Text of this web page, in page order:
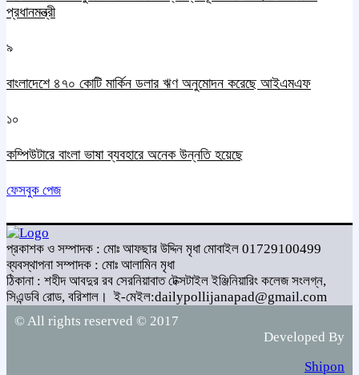
প্রধানমন্ত্রী
৯
বাংলাদেশে ৪৭০ কোটি মার্কিন ডলার ঋণ অনুমোদন করেছে আইএমএফ
১০
কম্পিউটারে বাংলা ভাষা ব্যবহারে অনেক উন্নতি হয়েছে
ফেসবুক পেজ
প্রকাশক ও সম্পাদক : মোঃ আফছার উদ্দিন মৃধা মোবাইল 01729100499
ব্যবস্থাপনা সম্পাদক : মোঃ আলামিন মৃধা
ঠিকানা : শহীদ আবদুর রব সেরনিয়াবাত টেক্সটাইল ইঞ্জিনিয়ারিং কলেজ সংলগ্ন,
সিএন্ডবি রোড, বরিশাল।ই-মেইল:dailypollijanapad@gmail.com
© All rights reserved © 2017
Developed By
Shipon